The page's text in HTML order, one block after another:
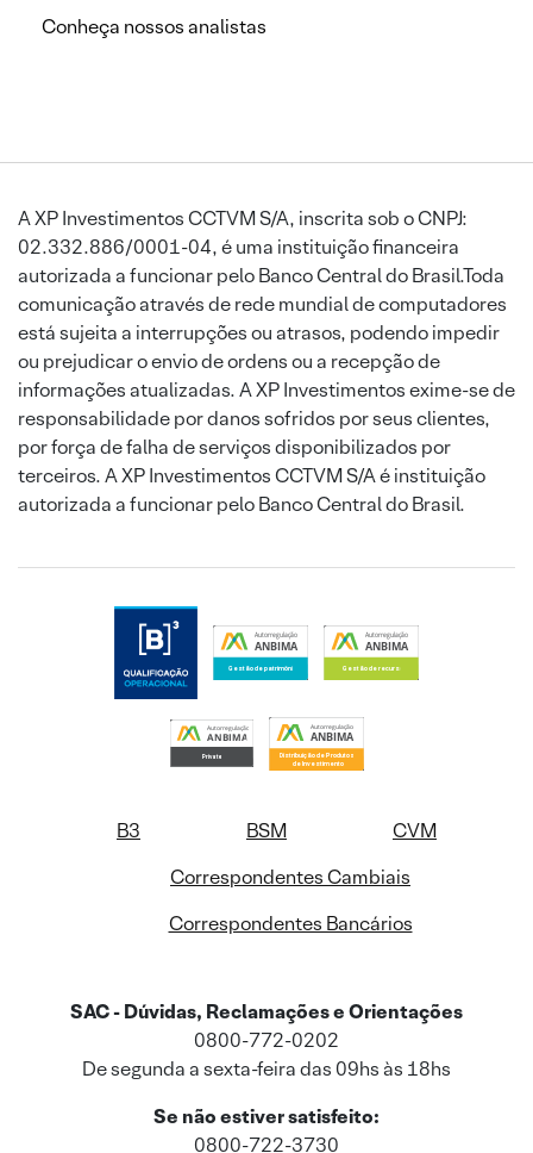
Conheça nossos analistas
A XP Investimentos CCTVM S/A, inscrita sob o CNPJ:
02.332.886/0001-04, é uma instituição financeira
autorizada a funcionar pelo Banco Central do Brasil.Toda
comunicação através de rede mundial de computadores
está sujeita a interrupções ou atrasos, podendo impedir
ou prejudicar o envio de ordens ou a recepção de
informações atualizadas. A XP Investimentos exime-se de
responsabilidade por danos sofridos por seus clientes,
por força de falha de serviços disponibilizados por
terceiros. A XP Investimentos CCTVM S/A é instituição
autorizada a funcionar pelo Banco Central do Brasil.
B3 BSM
CVM
Correspondentes Cambiais
Correspondentes Bancários
SAC - Dúvidas, Reclamações e Orientações
0800-772-0202
De segunda a sexta-feira das 09hs às 18hs
Se não estiver satisfeito:
0800-722-3730